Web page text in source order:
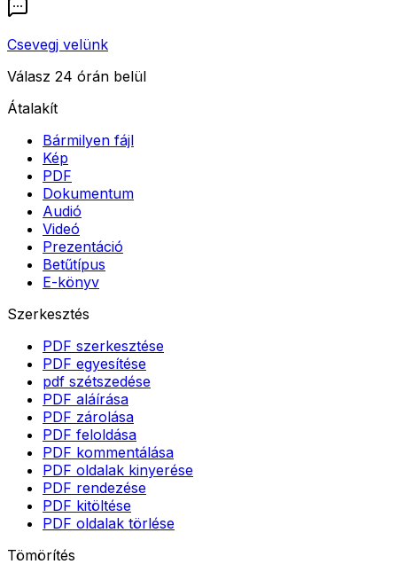
Csevegj velünk
Válasz 24 órán belül
Átalakít
Bármilyen fájl
Kép
PDF
Dokumentum
Audió
Videó
Prezentáció
Betűtípus
E-könyv
Szerkesztés
PDF szerkesztése
PDF egyesítése
pdf szétszedése
PDF aláírása
PDF zárolása
PDF feloldása
PDF kommentálása
PDF oldalak kinyerése
PDF rendezése
PDF kitöltése
PDF oldalak törlése
Tömörítés